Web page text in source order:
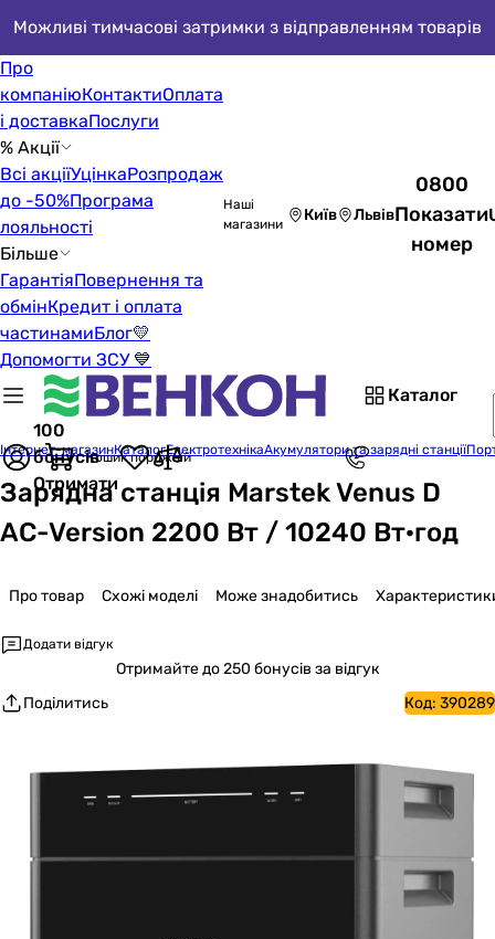
Можливі тимчасові затримки з відправленням товарів
Про
компаніюКонтактиОплата
і доставкаПослуги
% Акції
Всі акціїУцінкаРозпродаж
до -50%Програма
лояльності
Більше
ГарантіяПовернення та
обмінКредит і оплата
частинамиБлог💛
Допомогти ЗСУ 💙
Наші
магазини
Київ Львів
0800
Показати
номер
Каталог
100
бонусів
Отримати
Кошик порожній
Інтернет-магазинКаталогЕлектротехнікаАкумулятори та зарядні станції
Зарядна станція Marstek Venus D
AC-Version 2200 Вт / 10240 Вт·год
Про товар Схожі моделі Може знадобитись
Додати відгук
Отримайтедо 250 бонусів за відгук
Поділитись
Код: 390289